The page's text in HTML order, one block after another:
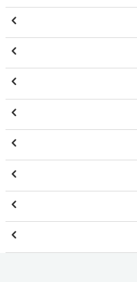







